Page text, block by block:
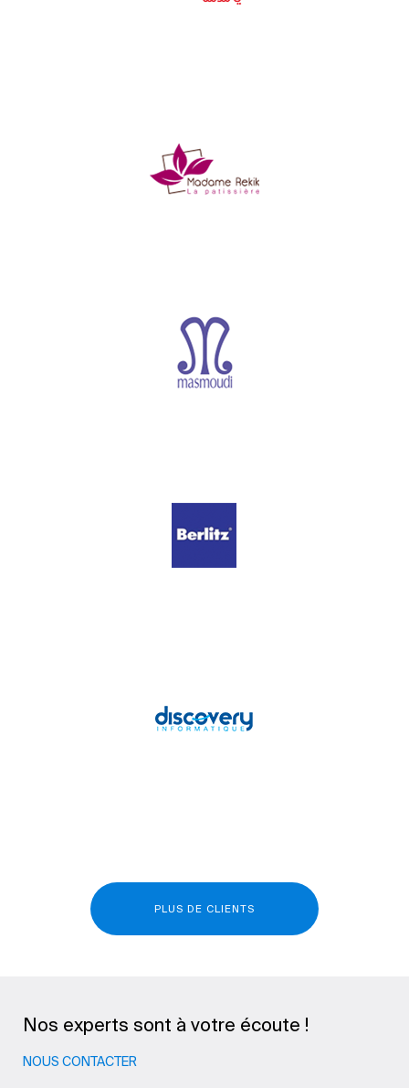
PLUS DE CLIENTS
Nos experts sont à votre écoute !
NOUS CONTACTER